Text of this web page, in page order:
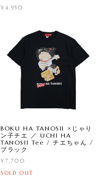
¥4,950
BOKU HA TANOSII ×じゃり
ン子チエ ／ UCHI HA
TANOSII Tee / チエちゃん /
ブラック
¥7,700
SOLD OUT